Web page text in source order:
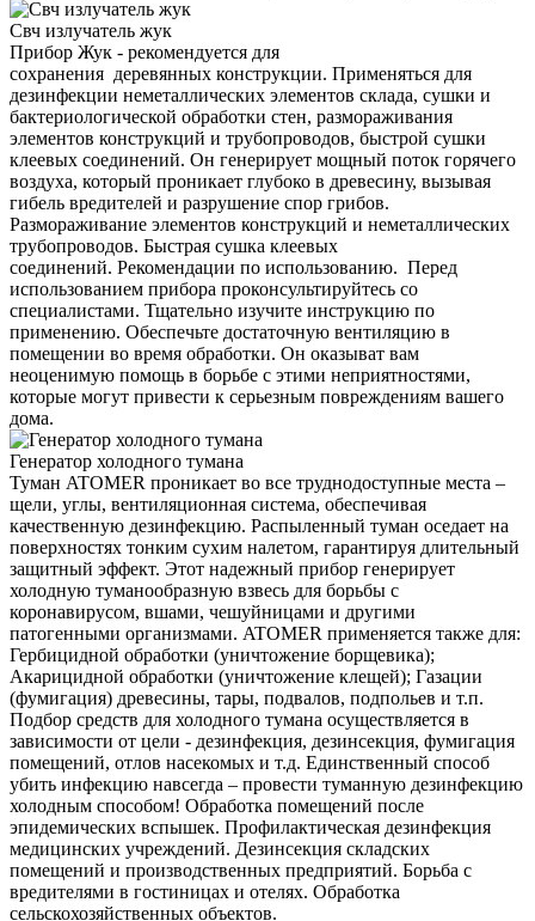
Свч излучатель жук
Прибор Жук - рекомендуется для
сохранения деревянных конструкции. Применяться для
дезинфекции неметаллических элементов склада, сушки и
бактериологической обработки стен, размораживания
элементов конструкций и трубопроводов, быстрой сушки
клеевых соединений. Он генерирует мощный поток горячего
воздуха, который проникает глубоко в древесину, вызывая
гибель вредителей и разрушение спор грибов.
Размораживание элементов конструкций и неметаллических
трубопроводов. Быстрая сушка клеевых
соединений. Рекомендации по использованию. Перед
использованием прибора проконсультируйтесь со
специалистами. Тщательно изучите инструкцию по
применению. Обеспечьте достаточную вентиляцию в
помещении во время обработки. Он оказыват вам
неоценимую помощь в борьбе с этими неприятностями,
которые могут привести к серьезным повреждениям вашего
дома.
Генератор холодного тумана
Туман ATOMER проникает во все труднодоступные места –
щели, углы, вентиляционная система, обеспечивая
качественную дезинфекцию. Распыленный туман оседает на
поверхностях тонким сухим налетом, гарантируя длительный
защитный эффект. Этот надежный прибор генерирует
холодную туманообразную взвесь для борьбы с
коронавирусом, вшами, чешуйницами и другими
патогенными организмами. ATOMER применяется также для:
Гербицидной обработки (уничтожение борщевика);
Акарицидной обработки (уничтожение клещей); Газации
(фумигация) древесины, тары, подвалов, подпольев и т.п.
Подбор средств для холодного тумана осуществляется в
зависимости от цели - дезинфекция, дезинсекция, фумигация
помещений, отлов насекомых и т.д. Единственный способ
убить инфекцию навсегда – провести туманную дезинфекцию
холодным способом! Обработка помещений после
эпидемических вспышек. Профилактическая дезинфекция
медицинских учреждений. Дезинсекция складских
помещений и производственных предприятий. Борьба с
вредителями в гостиницах и отелях. Обработка
сельскохозяйственных объектов.